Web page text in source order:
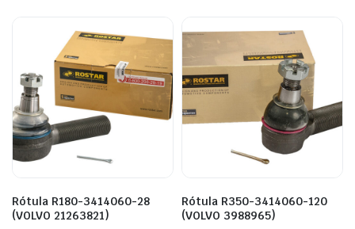
Rótula R180-3414060-28
(VOLVO 21263821)
Rótula R350-3414060-120
(VOLVO 3988965)